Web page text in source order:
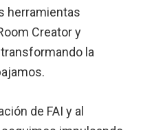
herramientas
Creator y
la
de FAI y al